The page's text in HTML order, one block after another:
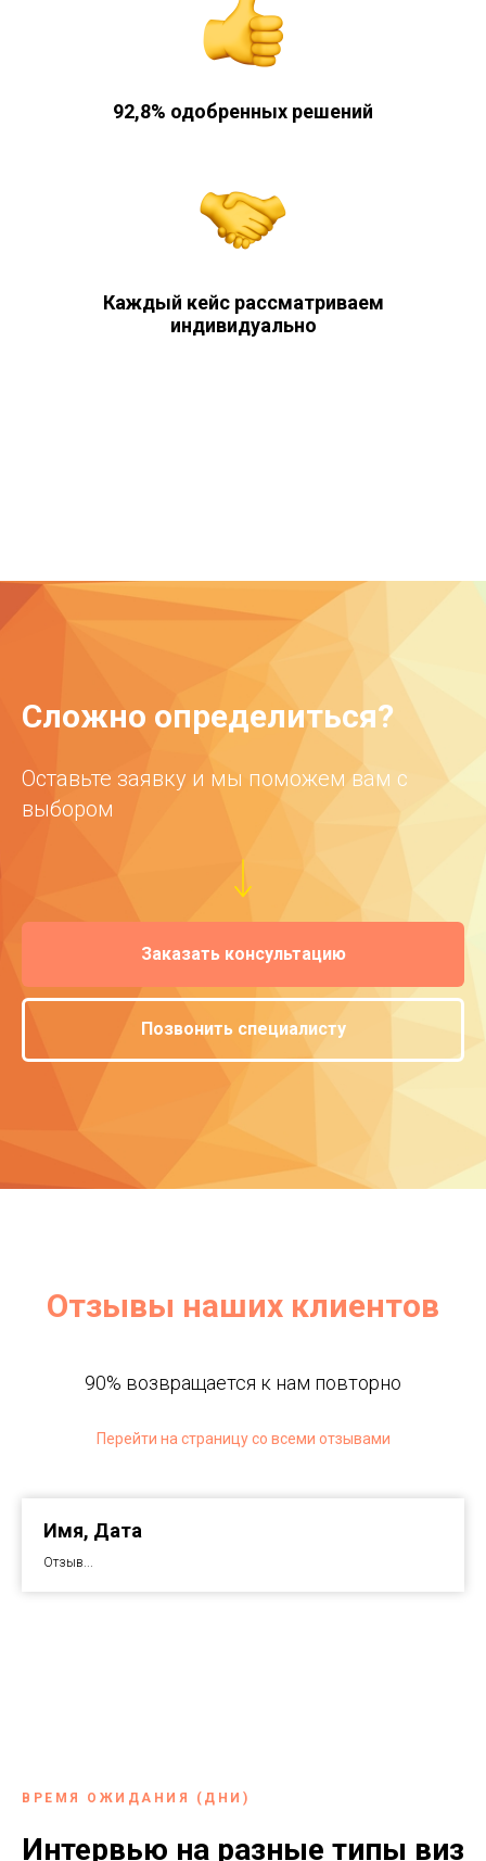
92,8% одобренных решений
Каждый кейс рассматриваем
индивидуально
Сложно определиться?
Оставьте заявку и мы поможем вам с
выбором
Заказать консультацию
Позвонить специалисту
Отзывы наших клиентов
90% возвращается к нам повторно
Перейти на страницу со всеми отзывами
Имя, Дата
Отзыв...
ВРЕМЯ ОЖИДАНИЯ (ДНИ)
Интервью на разные типы виз